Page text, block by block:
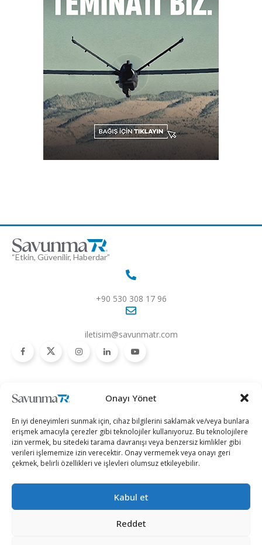
Onayı Yönet
En iyi deneyimleri sunmak için, cihaz bilgilerini saklamak ve/veya bunlara
erişmek amacıyla çerezler gibi teknolojiler kullanıyoruz. Bu teknolojilere
izin vermek, bu sitedeki tarama davranışı veya benzersiz kimlikler gibi
verileri işlememize izin verecektir. Onay vermemek veya onayı geri
çekmek, belirli özellikleri ve işlevleri olumsuz etkileyebilir.
Kabul et
Reddet
“Etkin, Güvenilir, Haberdar”
+90 530 308 17 96
iletisim@savunmatr.com
Savunma Sanayii
Hava Platformları
Kara Platformları
Deniz Platformları
İnsansız Sistemler
Kategoriler
Siber Güvenlik
Teknoloji
Röportajlar
Politika
Dosya Haber
SavunmaTR
Hakkımızda
Kariyer
Gizlilik Politikası
Künye